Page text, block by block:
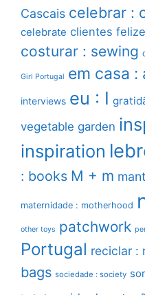
Cascais celebrar :
celebrate clientes
costurar : sewing
Girl Portugal em casa :
interviews eu : I
vegetable garden
inspiration
: books M + m
maternidade : motherhood
other toys patchwork
Portugal reciclar :
bags sociedade : society